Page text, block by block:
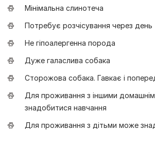
Мінімальна слинотеча
Потребує розчісування через день
Не гіпоалергенна порода
Дуже галаслива собака
Сторожова собака. Гавкає і
Для проживання з іншими
знадобитися навчання
Для проживання з дітьми може